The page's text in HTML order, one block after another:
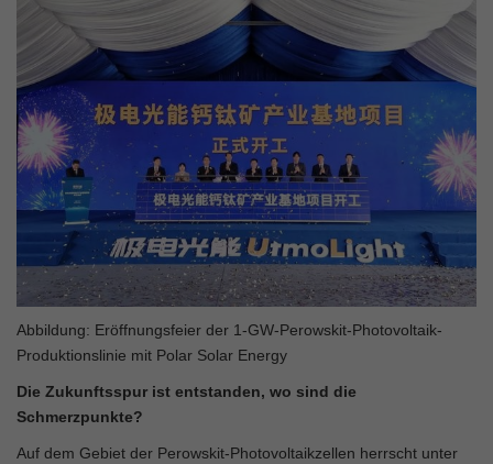
Abbildung: Eröffnungsfeier der 1-GW-Perowskit-Photovoltaik-
Produktionslinie mit Polar Solar Energy
Die Zukunftsspur ist entstanden, wo sind die
Schmerzpunkte?
Auf dem Gebiet der Perowskit-Photovoltaikzellen herrscht unter